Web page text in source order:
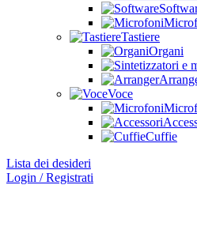
Tastiere
Organi
Voce
Cuffie
Lista dei desideri
Login / Registrati